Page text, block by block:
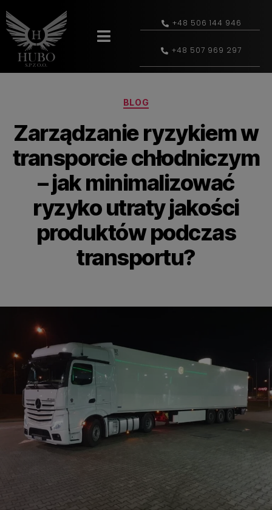
+48 506 144 946
+48 507 969 297
BLOG
Zarządzanie ryzykiem w
transporcie chłodniczym
– jak minimalizować
ryzyko utraty jakości
produktów podczas
transportu?